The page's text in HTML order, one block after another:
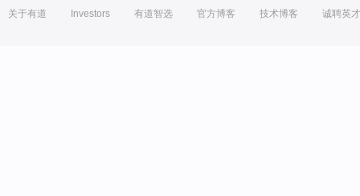
关于有道 Investors 有道智选 官方博客 技术博客 诚聘英才